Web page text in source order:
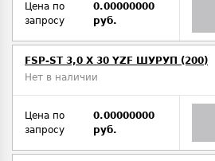
Цена по
запросу
0.00000000
руб.
FSP-ST 3,0 X 30 YZF ШУРУП (200)
Нет в наличии
Цена по
запросу
0.00000000
руб.